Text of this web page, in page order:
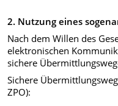
2. Nutzung eines
Nach dem Willen des
elektronischen
sichere
Sichere
ZPO):